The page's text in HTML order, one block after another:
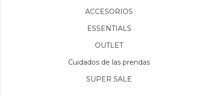
ACCESORIOS
ESSENTIALS
OUTLET
Cuidados de las prendas
SUPER SALE